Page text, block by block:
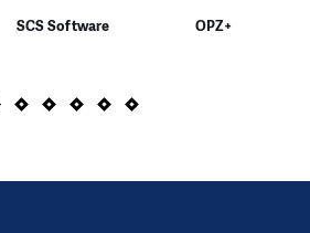
SCS Software OPZ+